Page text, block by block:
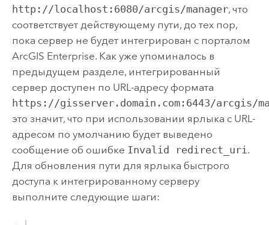
http://localhost:6080/arcgis/manager, что
соответствует действующему пути, до тех пор,
пока сервер не будет интегрирован с порталом
ArcGIS Enterprise. Как уже упоминалось в
предыдущем разделе, интегрированный
сервер доступен по URL-адресу формата
https://gisserver.domain.com:6443/arcgis/
это значит, что при использовании ярлыка с URL-
адресом по умолчанию будет выведено
сообщение об ошибке Invalid redirect_uri .
Для обновления пути для ярлыка быстрого
доступа к интегрированному серверу
выполните следующие шаги: